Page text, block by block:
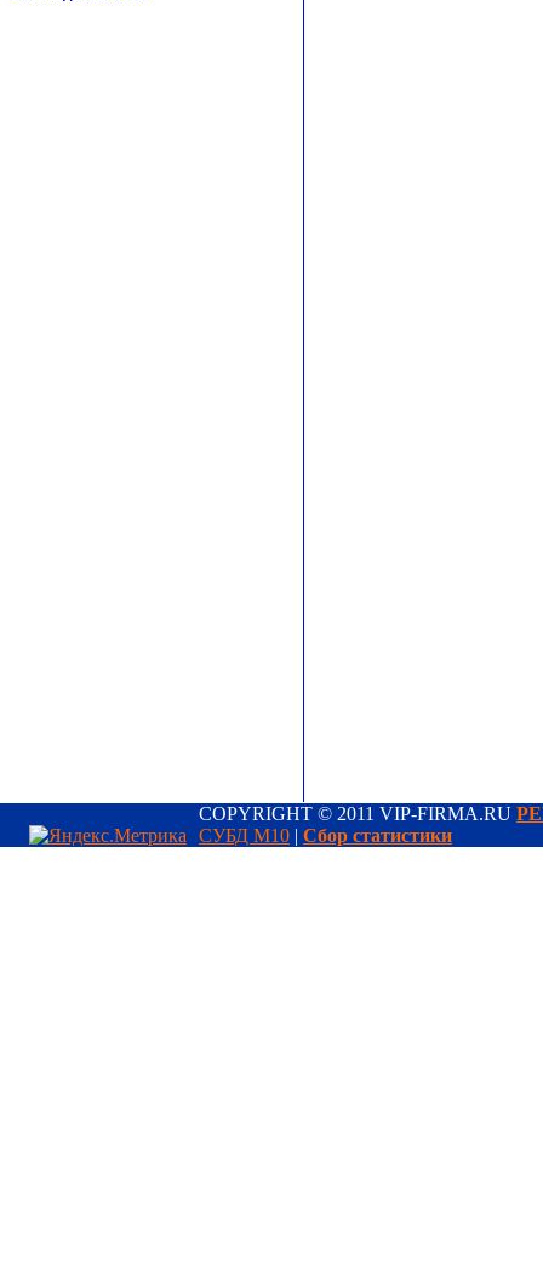
COPYRIGHT © 2011 VIP-FIRMA.RU
СУБД М10 | Сбор статистики